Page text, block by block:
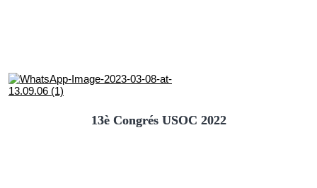
13è Congrés USOC 2022